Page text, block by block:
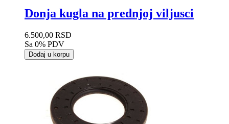
Donja kugla na prednjoj viljusci
6.500,00 RSD
Sa 0% PDV
Dodaj u korpu